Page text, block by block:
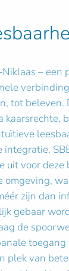
– een
tot beleven.
kaarsrechte,
voor deze
omgeving,
zijn dan
gebaar
de
plek van